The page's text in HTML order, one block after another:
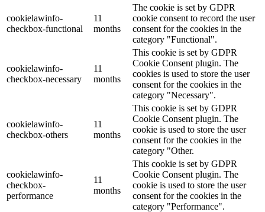
cookielawinfo-
checkbox-functional
11
months
The cookie is set by GDPR
cookie consent to record the user
consent for the cookies in the
category "Functional".
cookielawinfo-
checkbox-necessary
11
months
This cookie is set by GDPR
Cookie Consent plugin. The
cookies is used to store the user
consent for the cookies in the
category "Necessary".
cookielawinfo-
checkbox-others
11
months
This cookie is set by GDPR
Cookie Consent plugin. The
cookie is used to store the user
consent for the cookies in the
category "Other.
cookielawinfo-
checkbox-
performance
11
months
This cookie is set by GDPR
Cookie Consent plugin. The
cookie is used to store the user
consent for the cookies in the
category "Performance".